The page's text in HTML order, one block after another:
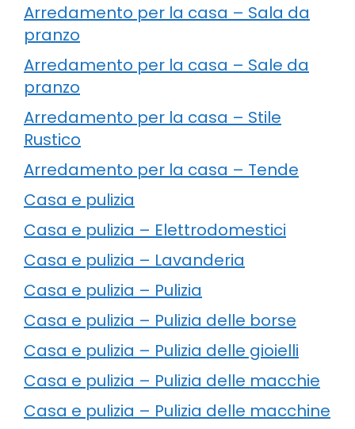
Arredamento per la casa – Sala da
pranzo
Arredamento per la casa – Sale da
pranzo
Arredamento per la casa – Stile
Rustico
Arredamento per la casa – Tende
Casa e pulizia
Casa e pulizia – Elettrodomestici
Casa e pulizia – Lavanderia
Casa e pulizia – Pulizia
Casa e pulizia – Pulizia delle borse
Casa e pulizia – Pulizia delle gioielli
Casa e pulizia – Pulizia delle macchie
Casa e pulizia – Pulizia delle macchine